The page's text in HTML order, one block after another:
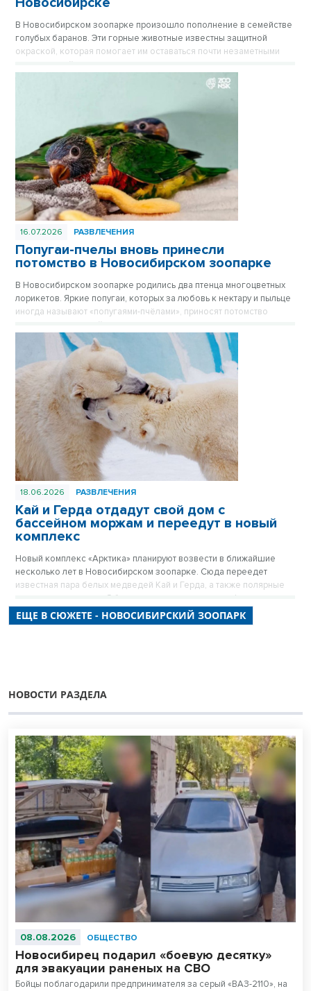
В Новосибирском зоопарке произошло пополнение в семействе
голубых баранов. Эти горные животные известны защитной
окраской, которая помогает им оставаться почти незаметными
16.07.2026 РАЗВЛЕЧЕНИЯ
Попугаи-пчелы вновь принесли
потомство в Новосибирском зоопарке
В Новосибирском зоопарке родились два птенца многоцветных
лорикетов. Яркие попугаи, которых за любовь к нектару и пыльце
иногда называют «попугаями-пчёлами», приносят потомство
18.06.2026 РАЗВЛЕЧЕНИЯ
Кай и Герда отдадут свой дом с
бассейном моржам и переедут в новый
комплекс
Новый комплекс «Арктика» планируют возвести в ближайшие
несколько лет в Новосибирском зоопарке. Сюда переедет
известная пара белых медведей Кай и Герда, а также полярные
совы, волки и песцы. Об этом рассказал в прямом эфире
«Новосибирских новостей» директор Новосибирского зоопарка
Андрей Шило.
ЕЩЕ В СЮЖЕТЕ - НОВОСИБИРСКИЙ ЗООПАРК
НОВОСТИ РАЗДЕЛА
08.08.2026 ОБЩЕСТВО
Новосибирец подарил «боевую десятку»
для эвакуации раненых на СВО
Бойцы поблагодарили предпринимателя за серый «ВАЗ-2110», на